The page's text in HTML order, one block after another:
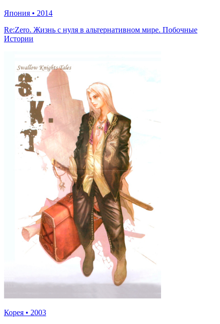
Япония • 2014
Re:Zero. Жизнь с нуля в альтернативном мире. Побочные
Истории
Корея • 2003